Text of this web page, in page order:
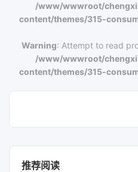
/www/wwwroot/
content/themes/315-
Warning: Attempt to read
/www/wwwroot/
content/themes/315-
推荐阅读